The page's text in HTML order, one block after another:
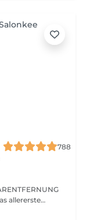
788
allererste